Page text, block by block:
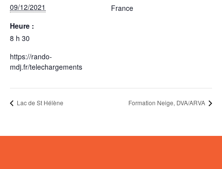
09/12/2021
Heure :
8 h 30
https://rando-
mdj.fr/telechargements
France
Lac de St Hélène Formation Neige, DVA/ARVA